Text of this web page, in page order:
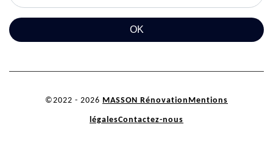
©2022 - 2026 MASSON Rénovation Mentions
légalesContactez-nous